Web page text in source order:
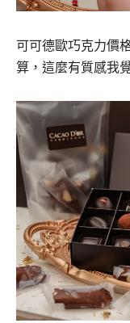
可可德歐巧克力價
算，這麼有質感我